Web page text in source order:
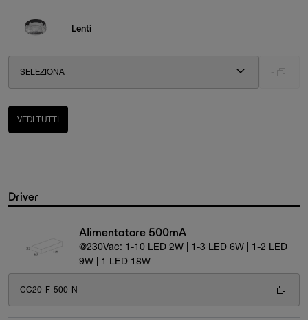
Lenti
SELEZIONA
VEDI TUTTI
Driver
Alimentatore 500mA
@230Vac: 1-10 LED 2W | 1-3 LED 6W | 1-2 LED
9W | 1 LED 18W
CC20-F-500-N